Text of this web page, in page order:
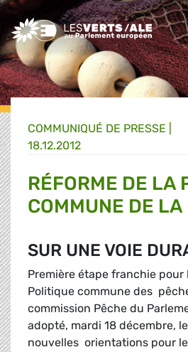
Greens/EFA Home
COMMUNIQUÉ DE PRESSE
18.12.2012
RÉFORME DE LA
COMMUNE DE LA
SUR UNE VOIE
Première étape franchie pour
Politique commune des
commission Pêche du
adopté, mardi 18 décembre,
nouvelles orientations pour